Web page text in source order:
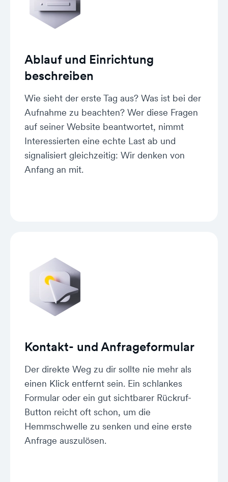
Ablauf und Einrichtung
beschreiben
Wie sieht der erste Tag aus? Was ist bei der
Aufnahme zu beachten? Wer diese Fragen
auf seiner Website beantwortet, nimmt
Interessierten eine echte Last ab und
signalisiert gleichzeitig: Wir denken von
Anfang an mit.
Kontakt- und Anfrageformular
Der direkte Weg zu dir sollte nie mehr als
einen Klick entfernt sein. Ein schlankes
Formular oder ein gut sichtbarer Rückruf-
Button reicht oft schon, um die
Hemmschwelle zu senken und eine erste
Anfrage auszulösen.